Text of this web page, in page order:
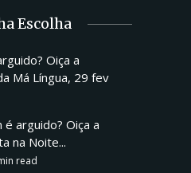
Escolha
arguido? Oiça a
na Noite...
read